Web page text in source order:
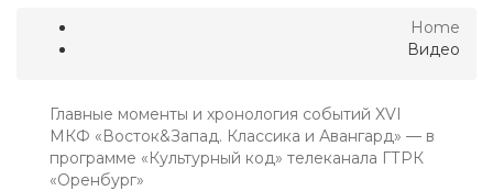
Home
Видео
Главные моменты и хронология событий XVI
МКФ «Восток&Запад. Классика и Авангард» — в
программе «Культурный код» телеканала ГТРК
«Оренбург»